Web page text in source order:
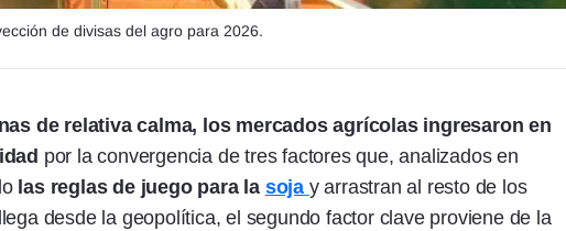
de divisas del agro para 2026.
de relativa calma, los mercados agrícolas ingresaron en
por la convergencia de tres factores que, analizados en
las reglas de juego para la soja y arrastran al resto de los
desde la geopolítica, el segundo factor clave proviene de la